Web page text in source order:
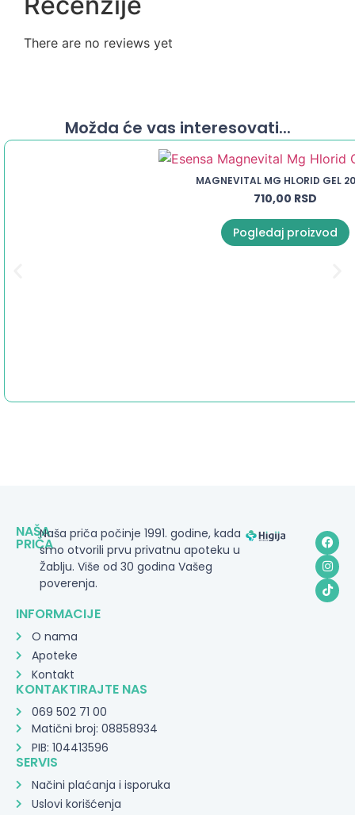
There are no reviews yet
Možda će vas interesovati...
MAGNEVITAL MG HLORID GEL
710,00 RSD
Pogledaj proizvod
NAŠA
PRIČA
Naša priča počinje 1991. godine, kada
smo otvorili prvu privatnu apoteku u
Žablju. Više od 30 godina Vašeg
poverenja.
INFORMACIJE
O nama
Apoteke
Kontakt
KONTAKTIRAJTE NAS
069 502 71 00
Matični broj: 08858934
PIB: 104413596
SERVIS
Načini plaćanja i isporuka
Uslovi korišćenja